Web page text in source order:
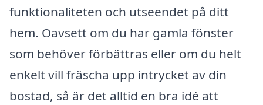
funktionaliteten och utseendet på ditt
hem. Oavsett om du har gamla fönster
som behöver förbättras eller om du helt
enkelt vill fräscha upp intrycket av din
bostad, så är det alltid en bra idé att